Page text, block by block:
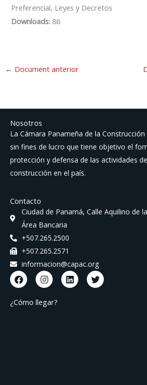
Preferencial, Leyes y Decretos
Downloads: 86
← Document anterior
Nosotros
La Cámara Panameña de la
sin fines de lucro que tiene objetivo el
protección y defensa de las actividades
construcción en el país.
Contacto
Ciudad de Panamá, Calle Aquilino de
Área Bancaria
+507.265.2500
+507.265.2571
informacion@capac.org
F
a
c
e
b
I
n
s
t
a
L
i
n
T
w
i
¿Cómo llegar?